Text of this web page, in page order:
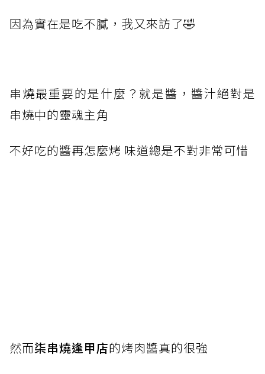
因為實在是吃不膩，我又來訪了🤣
串燒最重要的是什麼？就是醬， 醬汁絕對是
串燒中的靈魂主角
不好吃的醬再怎麼烤 味道總是不對非常可惜
然而柒串燒逢甲店的烤肉醬真的很強